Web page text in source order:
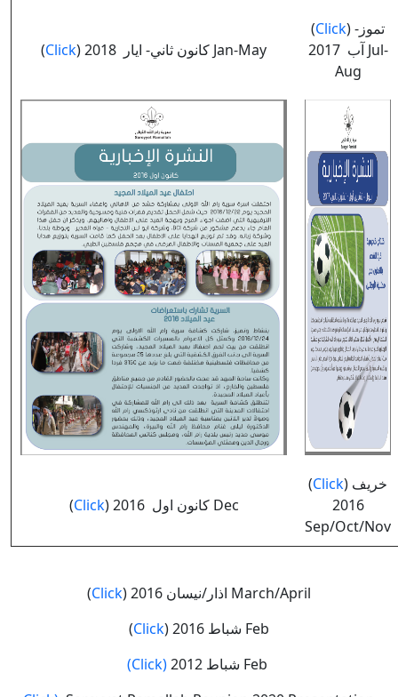
(Click ) كانون ثاني- ايار 2018 Jan-May
(Click) تموز-
آب 2017 Jul-
Aug
(Click ) كانون اول 2016 Dec
(Click) خريف
2016
Sep/Oct/Nov
(Click
) اذار/نيسان 2016 March/April
(Click
) شباط 2016 Feb
(Click)
شباط 2012 Feb